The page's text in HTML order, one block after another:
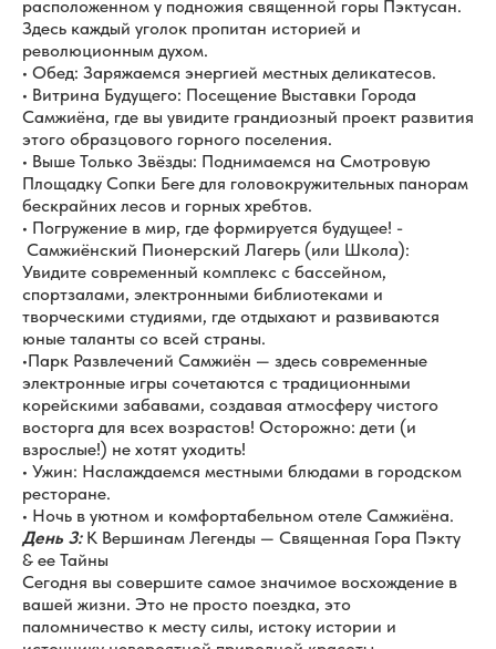
расположенном у подножия священной горы Пэктусан.
Здесь каждый уголок пропитан историей и
революционным духом.
• Обед: Заряжаемся энергией местных деликатесов.
• Витрина Будущего: Посещение Выставки Города
Самжиёна, где вы увидите грандиозный проект развития
этого образцового горного поселения.
• Выше Только Звёзды: Поднимаемся на Смотровую
Площадку Сопки Беге для головокружительных панорам
бескрайних лесов и горных хребтов.
• Погружение в мир, где формируется будущее! -
Самжиёнский Пионерский Лагерь (или Школа):
Увидите современный комплекс с бассейном,
спортзалами, электронными библиотеками и
творческими студиями, где отдыхают и развиваются
юные таланты со всей страны.
•Парк Развлечений Самжиён — здесь современные
электронные игры сочетаются с традиционными
корейскими забавами, создавая атмосферу чистого
восторга для всех возрастов! Осторожно: дети (и
взрослые!) не хотят уходить!
• Ужин: Наслаждаемся местными блюдами в городском
ресторане.
• Ночь в уютном и комфортабельном отеле Самжиёна.
День 3:К Вершинам Легенды — Священная Гора Пэкту
& ее Тайны
Сегодня вы совершите самое значимое восхождение в
вашей жизни. Это не просто поездка, это
паломничество к месту силы, истоку истории и